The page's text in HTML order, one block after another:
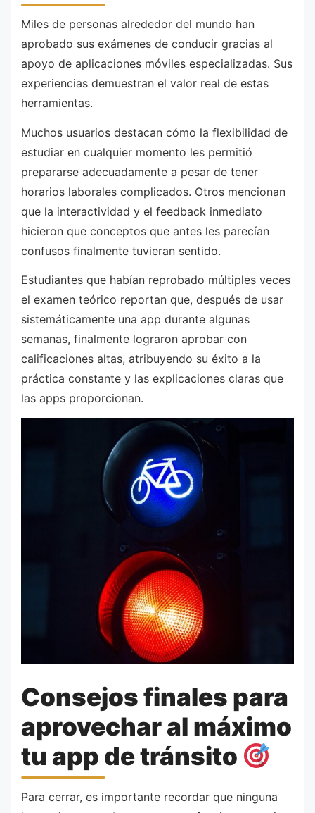
Miles de personas alrededor del mundo han
aprobado sus exámenes de conducir gracias al
apoyo de aplicaciones móviles especializadas. Sus
experiencias demuestran el valor real de estas
herramientas.
Muchos usuarios destacan cómo la flexibilidad de
estudiar en cualquier momento les permitió
prepararse adecuadamente a pesar de tener
horarios laborales complicados. Otros mencionan
que la interactividad y el feedback inmediato
hicieron que conceptos que antes les parecían
confusos finalmente tuvieran sentido.
Estudiantes que habían reprobado múltiples veces
el examen teórico reportan que, después de usar
sistemáticamente una app durante algunas
semanas, finalmente lograron aprobar con
calificaciones altas, atribuyendo su éxito a la
práctica constante y las explicaciones claras que
las apps proporcionan.
Consejos finales para
aprovechar al máximo
tu app de tránsito
Para cerrar, es importante recordar que ninguna